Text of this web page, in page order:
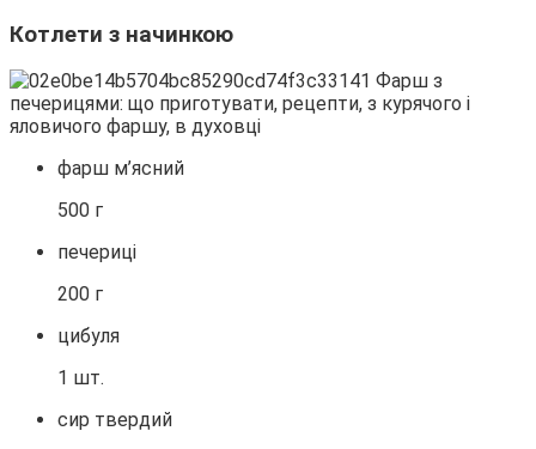
Котлети з начинкою
фарш м’ясний
500 г
печериці
200 г
цибуля
1 шт.
сир твердий